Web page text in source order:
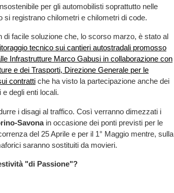
per gli automobilisti soprattutto nelle
si registrano chilometri e chilometri di code.
di facile soluzione che, lo scorso marzo, è stato al
tecnico sui cantieri autostradali promosso
Infrastrutture Marco Gabusi in collaborazione con
e dei Trasporti, Direzione Generale per le
contratti che ha visto la partecipazione anche dei
degli enti locali.
i disagi al traffico. Così verranno dimezzati i
Savonain occasione dei ponti previsti per le
del 25 Aprile e per il 1° Maggio mentre, sulla
saranno sostituiti da movieri.
"di Passione"?